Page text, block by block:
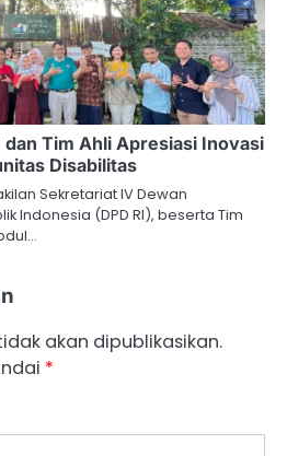
dan Tim Ahli Apresiasi Inovasi
Disabilitas
Sekretariat IV Dewan
Indonesia (DPD RI), beserta Tim
akan dipublikasikan.
*